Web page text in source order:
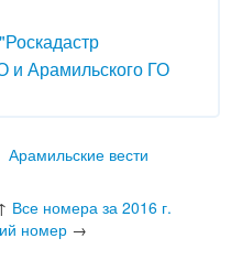
Арамильского ГО
Арамильские вести
Все номера за 2016 г.
номер →